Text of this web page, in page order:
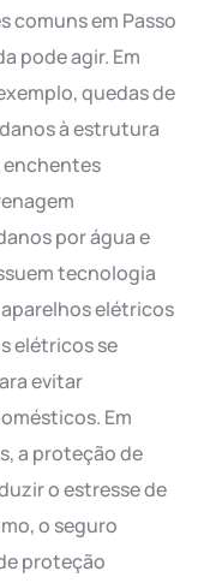
comuns em Passo
pode agir. Em
quedas de
à estrutura
enchentes
por água e
tecnologia
elétricos
elétricos se
evitar
Em
a proteção de
o estresse de
o seguro
proteção